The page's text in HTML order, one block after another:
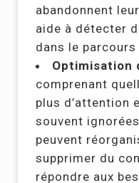
abandonnent
aide à détecter
dans le
Optimisation
comprenant
plus d’attention
souvent
peuvent
supprimer du
répondre aux